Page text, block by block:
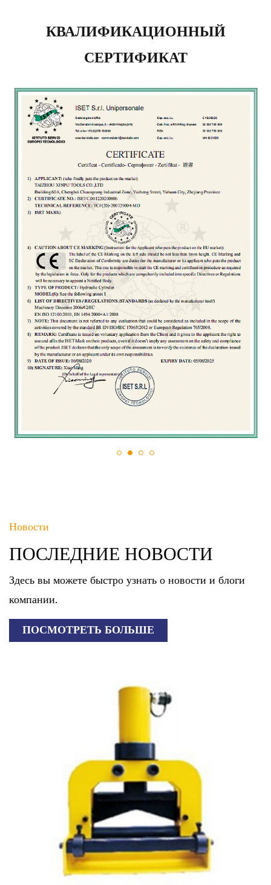
КВАЛИФИКАЦИОННЫЙ
СЕРТИФИКАТ
Новости
ПОСЛЕДНИЕ НОВОСТИ
Здесь вы можете быстро узнать о новости и блоги
компании.
ПОСМОТРЕТЬ БОЛЬШЕ